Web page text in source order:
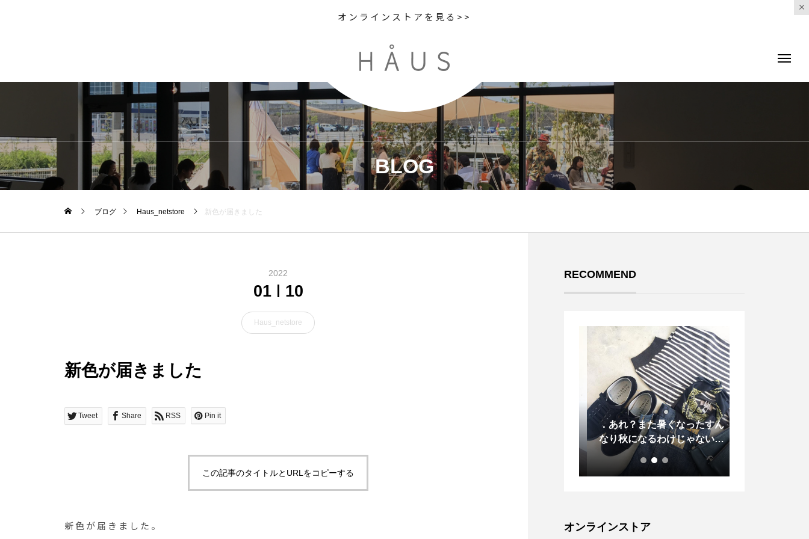
オンラインストアを見る>>
BLOG
ブログ Haus_netstore 新色が届きました
2022
01 10
Haus_netstore
新色が届きました
Tweet Share RSS Pin it
この記事のタイトルとURLをコピーする
新色が届きました。
RECOMMEND
グルのダッフルコート
いかがでしょうか⛰..#haglof
．あれ？また暑くなったすん
なり秋になるわけじゃないん
だなやっぱり…半袖にもうす
こし活躍してもらおう︎． #m
aker#edwin #graycast#hau
オンラインストア